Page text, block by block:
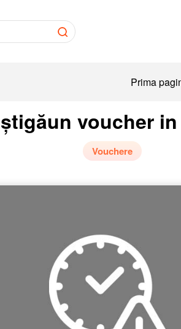
Prima
voucher
Vouchere